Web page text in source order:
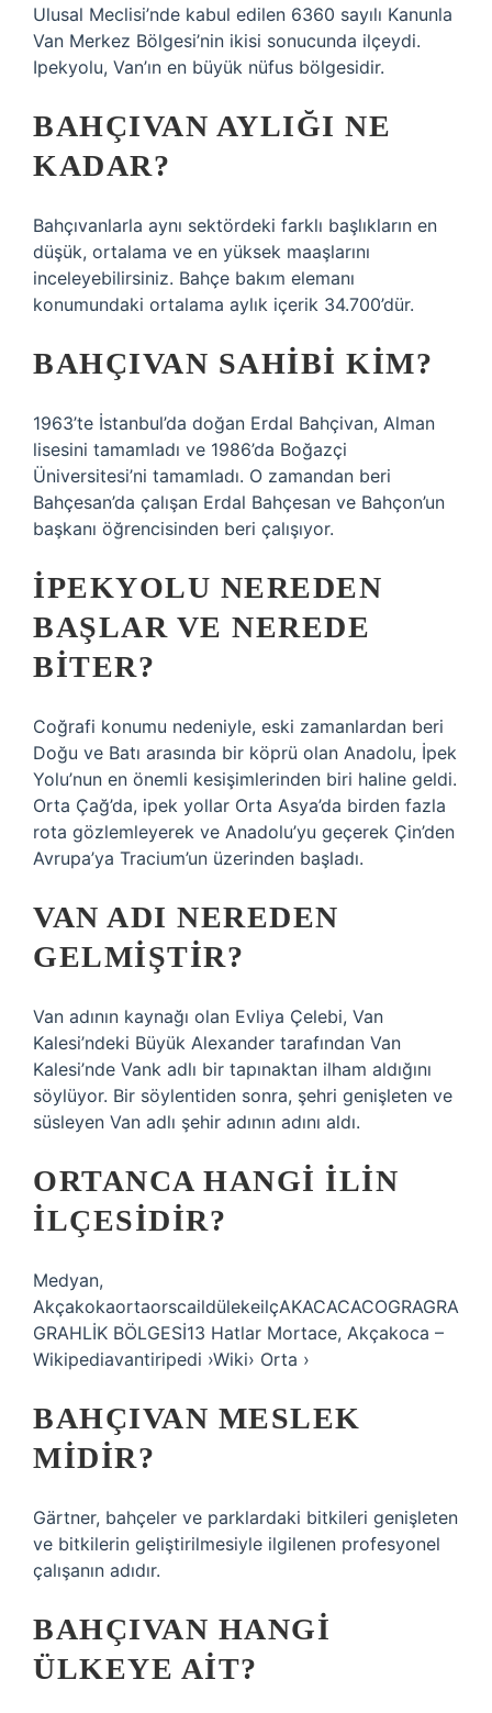
Ulusal Meclisi’nde kabul edilen 6360 sayılı Kanunla
Van Merkez Bölgesi’nin ikisi sonucunda ilçeydi.
Ipekyolu, Van’ın en büyük nüfus bölgesidir.
BAHÇIVAN AYLIĞI NE
KADAR?
Bahçıvanlarla aynı sektördeki farklı başlıkların en
düşük, ortalama ve en yüksek maaşlarını
inceleyebilirsiniz. Bahçe bakım elemanı
konumundaki ortalama aylık içerik 34.700’dür.
BAHÇIVAN SAHIBI KIM?
1963’te İstanbul’da doğan Erdal Bahçivan, Alman
lisesini tamamladı ve 1986’da Boğazçi
Üniversitesi’ni tamamladı. O zamandan beri
Bahçesan’da çalışan Erdal Bahçesan ve Bahçon’un
başkanı öğrencisinden beri çalışıyor.
İPEKYOLU NEREDEN
BAŞLAR VE NEREDE
BITER?
Coğrafi konumu nedeniyle, eski zamanlardan beri
Doğu ve Batı arasında bir köprü olan Anadolu, İpek
Yolu’nun en önemli kesişimlerinden biri haline geldi.
Orta Çağ’da, ipek yollar Orta Asya’da birden fazla
rota gözlemleyerek ve Anadolu’yu geçerek Çin’den
Avrupa’ya Tracium’un üzerinden başladı.
VAN ADI NEREDEN
GELMIŞTIR?
Van adının kaynağı olan Evliya Çelebi, Van
Kalesi’ndeki Büyük Alexander tarafından Van
Kalesi’nde Vank adlı bir tapınaktan ilham aldığını
söylüyor. Bir söylentiden sonra, şehri genişleten ve
süsleyen Van adlı şehir adının adını aldı.
ORTANCA HANGI ILIN
ILÇESIDIR?
Medyan,
AkçakokaortaorscaildülekeilçAKACACACOGRAGRA
GRAHLİK BÖLGESİ13 Hatlar Mortace, Akçakoca –
Wikipediavantiripedi ›Wiki› Orta ›
BAHÇIVAN MESLEK
MIDIR?
Gärtner, bahçeler ve parklardaki bitkileri genişleten
ve bitkilerin geliştirilmesiyle ilgilenen profesyonel
çalışanın adıdır.
BAHÇIVAN HANGI
ÜLKEYE AIT?